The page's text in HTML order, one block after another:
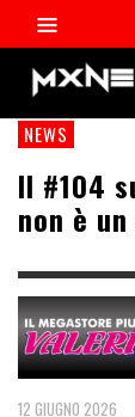
NEWS
Il #104
non è
12 GIUGNO 2026